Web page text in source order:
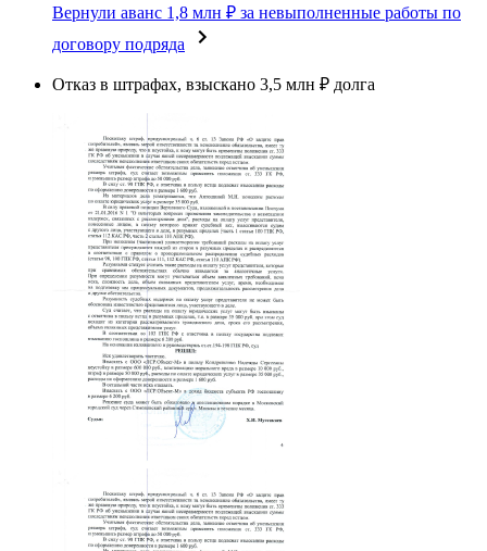
Вернули аванс 1,8 млн ₽ за невыполненные работы по
договору подряда
Отказ в штрафах, взыскано 3,5 млн ₽ долга